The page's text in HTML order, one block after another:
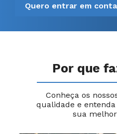
Quero entrar em
Por que
Conheça os
qualidade e
sua